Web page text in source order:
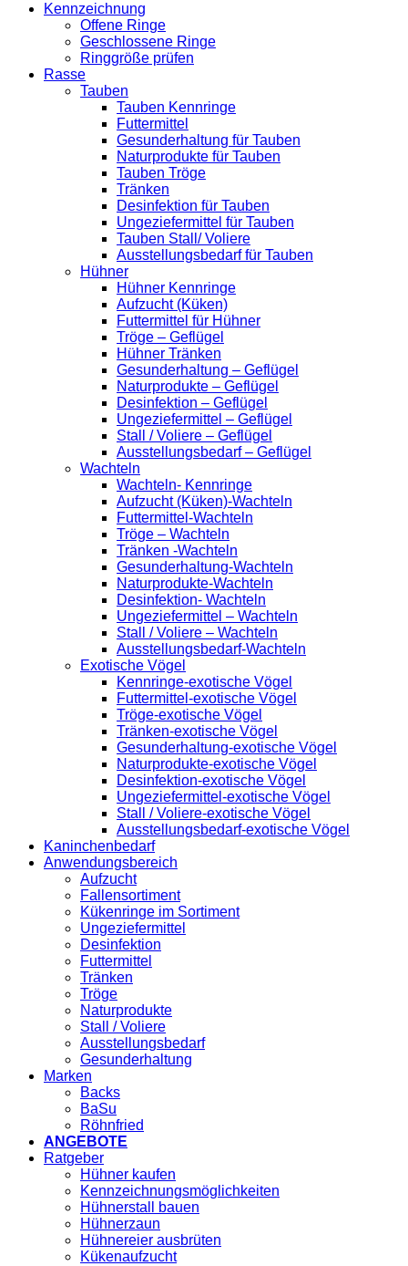
Kennzeichnung
Offene Ringe
Geschlossene Ringe
Ringgröße prüfen
Rasse
Tauben
Tauben Kennringe
Futtermittel
Gesunderhaltung für Tauben
Naturprodukte für Tauben
Tauben Tröge
Tränken
Desinfektion für Tauben
Ungeziefermittel für Tauben
Tauben Stall/ Voliere
Ausstellungsbedarf für Tauben
Hühner
Hühner Kennringe
Aufzucht (Küken)
Futtermittel für Hühner
Tröge – Geflügel
Hühner Tränken
Gesunderhaltung – Geflügel
Naturprodukte – Geflügel
Desinfektion – Geflügel
Ungeziefermittel – Geflügel
Stall / Voliere – Geflügel
Ausstellungsbedarf – Geflügel
Wachteln
Wachteln- Kennringe
Aufzucht (Küken)-Wachteln
Futtermittel-Wachteln
Tröge – Wachteln
Tränken -Wachteln
Gesunderhaltung-Wachteln
Naturprodukte-Wachteln
Desinfektion- Wachteln
Ungeziefermittel – Wachteln
Stall / Voliere – Wachteln
Ausstellungsbedarf-Wachteln
Exotische Vögel
Kennringe-exotische Vögel
Futtermittel-exotische Vögel
Tröge-exotische Vögel
Tränken-exotische Vögel
Gesunderhaltung-exotische Vögel
Naturprodukte-exotische Vögel
Desinfektion-exotische Vögel
Ungeziefermittel-exotische Vögel
Stall / Voliere-exotische Vögel
Ausstellungsbedarf-exotische Vögel
Kaninchenbedarf
Anwendungsbereich
Aufzucht
Fallensortiment
Kükenringe im Sortiment
Ungeziefermittel
Desinfektion
Futtermittel
Tränken
Tröge
Naturprodukte
Stall / Voliere
Ausstellungsbedarf
Gesunderhaltung
Marken
Backs
BaSu
Röhnfried
ANGEBOTE
Ratgeber
Hühner kaufen
Kennzeichnungsmöglichkeiten
Hühnerstall bauen
Hühnerzaun
Hühnereier ausbrüten
Kükenaufzucht